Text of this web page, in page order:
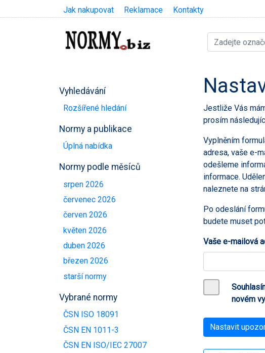
Jak nakupovat Reklamace Kontakty
Vyhledávání
Rozšířené hledání
Normy a publikace
Úplná nabídka
Normy podle měsíců
srpen 2026
červenec 2026
červen 2026
květen 2026
duben 2026
březen 2026
starší normy
Vybrané normy
ČSN ISO 18091
ČSN EN 1011-3
ČSN EN ISO/IEC 27007
Jestliže Vás
prosím
Vyplněním
adresa, vaše e-
odešleme
informace.
naleznete na
Po odeslání
budete muset
Vaše e-mailová
novém